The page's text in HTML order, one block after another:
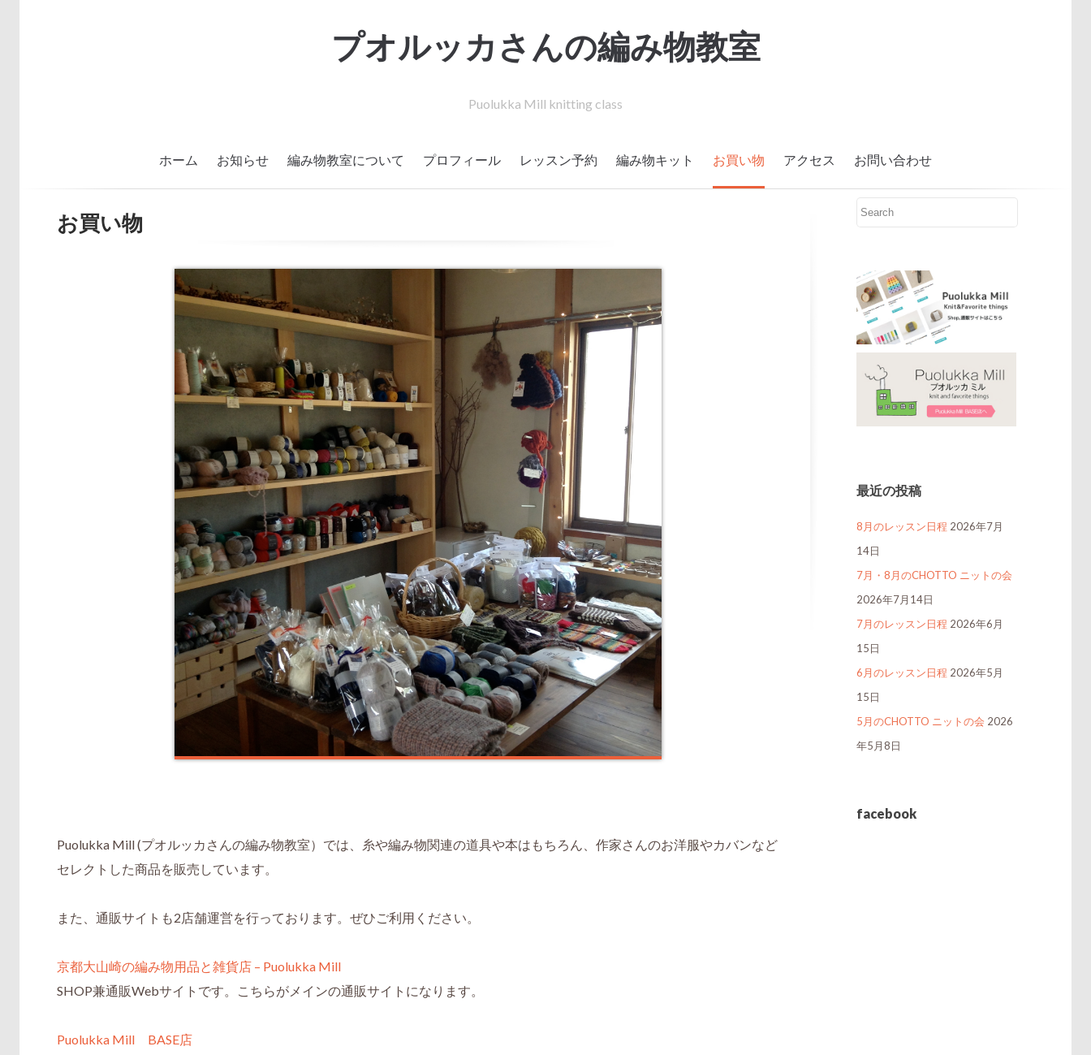
プオルッカさんの編み物教室
Puolukka Mill knitting class
ホーム お知らせ 編み物教室について プロフィール レッスン予約 編み物キット お買い物 アクセス お問い合わせ
お買い物
Puolukka Mill (プオルッカさんの編み物教室）では、糸や編み物関連の道具や本はもちろん、作家さんのお洋服やカバンなど
セレクトした商品を販売しています。
また、通販サイトも2店舗運営を行っております。ぜひご利用ください。
京都大山崎の編み物用品と雑貨店 – Puolukka Mill
SHOP兼通販Webサイトです。こちらがメインの通販サイトになります。
Puolukka Mill BASE店
最近の投稿
8月のレッスン日程 2026年7月
14日
7月・8月のCHOTTO ニットの会
2026年7月14日
7月のレッスン日程 2026年6月
15日
6月のレッスン日程 2026年5月
15日
5月のCHOTTO ニットの会 2026
年5月8日
facebook